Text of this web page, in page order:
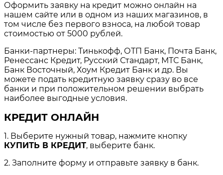
Оформить заявку на кредит можно онлайн на
нашем сайте или в одном из наших магазинов, в
том числе без первого взноса, на любой товар
стоимостью от 5000 рублей.
Банки-партнеры: Тинькофф, ОТП Банк, Почта Банк,
Ренессанс Кредит, Русский Стандарт, МТС Банк,
Банк Восточный, Хоум Кредит Банк и др. Вы
можете подать кредитную заявку сразу во все
банки и при положительном решении выбрать
наиболее выгодные условия.
КРЕДИТ ОНЛАЙН
1. Выберите нужный товар, нажмите кнопку
КУПИТЬ В КРЕДИТ, выберите банк.
2. Заполните форму и отправьте заявку в банк.